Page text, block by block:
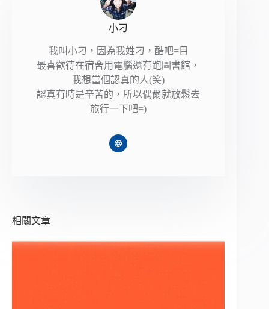
小刁
我叫小刁，因為我姓刁，酷吧=目
最喜歡待在宿舍用電腦還有跑圖書館，
我想當個認真的人(笑)
認真有時是辛苦的，所以偶爾就放鬆去
旅行一下吧=)
相關文章